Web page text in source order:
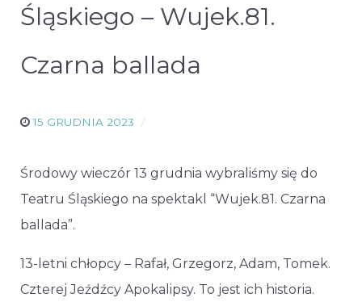
Śląskiego – Wujek.81.
Czarna ballada
15 GRUDNIA 2023
Środowy wieczór 13 grudnia wybraliśmy się do
Teatru Śląskiego na spektakl “Wujek.81. Czarna
ballada”.
13-letni chłopcy – Rafał, Grzegorz, Adam, Tomek.
Czterej Jeźdźcy Apokalipsy. To jest ich historia.